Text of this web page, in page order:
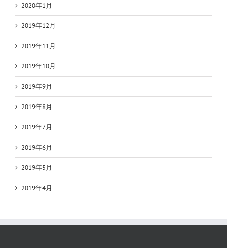
2020年1月
2019年12月
2019年11月
2019年10月
2019年9月
2019年8月
2019年7月
2019年6月
2019年5月
2019年4月